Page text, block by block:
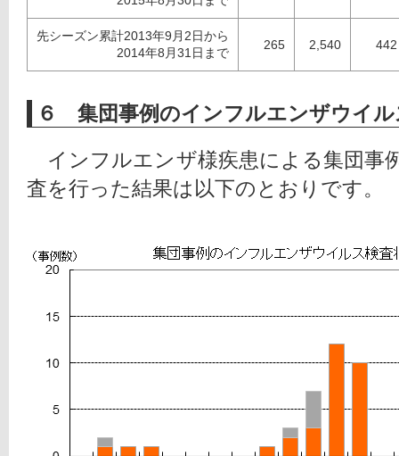
先シーズン累計2013年9月2日から
2014年8月31日まで
265 2,540 442
６ 集団事例のインフルエンザウイル
インフルエンザ様疾患による集団事
査を行った結果は以下のとおりです。